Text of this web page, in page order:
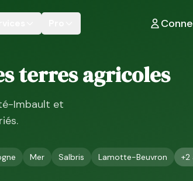
terres agricoles
Imbault et
Mer Salbris Lamotte-Beuvron +2